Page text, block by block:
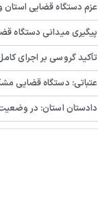
عزم دستگاه قضایی استان و مدیران منطقه آزاد
پیگیری میدانی دستگاه قضایی استان و مدیران
تأکید گروسی بر اجرای کامل ماده ۶۵ و رفع
عتباتی: دستگاه قضایی مشکلات و
دادستان استان: در وضعیت ویژه